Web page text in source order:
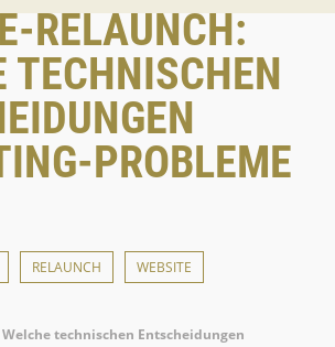
RELAUNCH:
TECHNISCHEN
PROBLEME
RELAUNCH WEBSITE
technischen Entscheidungen